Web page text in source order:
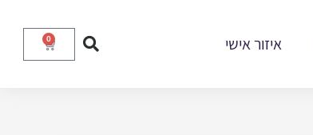
איזור אישי 0
עגלת
קניות